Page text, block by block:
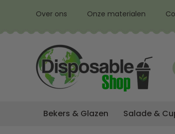
Over ons Onze materialen
Bekers & Glazen Salade &